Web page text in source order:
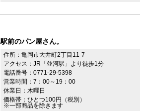
駅前のパン屋さん。
住所：亀岡市大井町2丁目11-7
アクセス：JR「並河駅」より徒歩1分
電話番号：0771-29-5398
営業時間：7：00～19：00
休業日：木曜日
価格帯：ひとつ100円（税別）
※一部商品を除きます